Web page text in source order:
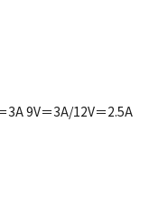
3A 9V＝3A/12V＝2.5A